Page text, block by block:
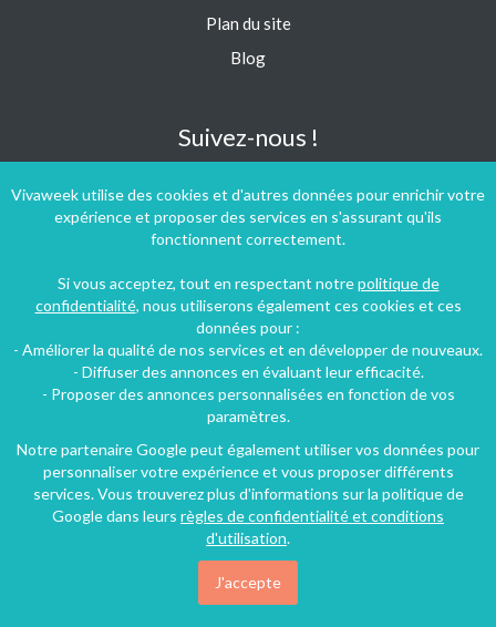
Vivaweek utilise des cookies et d'autres données pour enrichir votre
expérience et proposer des services en s'assurant qu'ils
fonctionnent correctement.
Si vous acceptez, tout en respectant notrepolitique de
confidentialité, nous utiliserons également ces cookies et ces
données pour :
- Améliorer la qualité de nos services et en développer de nouveaux.
- Diffuser des annonces en évaluant leur efficacité.
- Proposer des annonces personnalisées en fonction de vos
paramètres.
Notre partenaire Google peut également utiliser vos données pour
personnaliser votre expérience et vous proposer différents
services. Vous trouverez plus d'informations sur la politique de
Google dans leurs règles de confidentialité et conditions
d'utilisation.
J'accepte
Plan du site
Blog
Suivez-nous !
Conditions générales d'utilisation-Politique de confidentialité
Copyright © 2009 ‐ 2026 Vivaweek ‐ Tous droits réservés ‐
Dernière mise à jour du site : 08 août 2026